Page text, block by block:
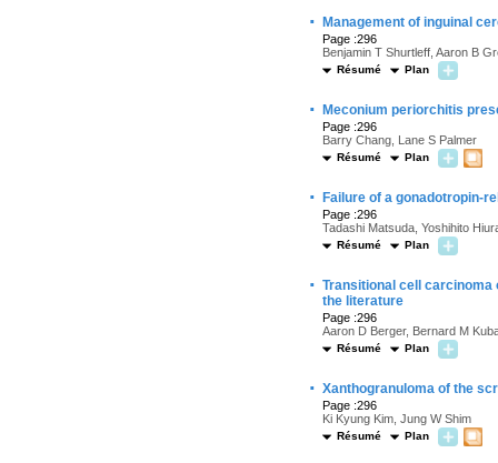
· Management of inguinal
Page :296
Benjamin T Shurtleff, Aaron B
Résumé Plan
· Meconium periorchitis
Page :296
Barry Chang, Lane S Palmer
Résumé Plan
· Failure of a gonadotropin-
Page :296
Tadashi Matsuda, Yoshihito
Résumé Plan
· Transitional cell
the literature
Page :296
Aaron D Berger, Bernard M
Résumé Plan
· Xanthogranuloma of the
Page :296
Ki Kyung Kim, Jung W Shim
Résumé Plan